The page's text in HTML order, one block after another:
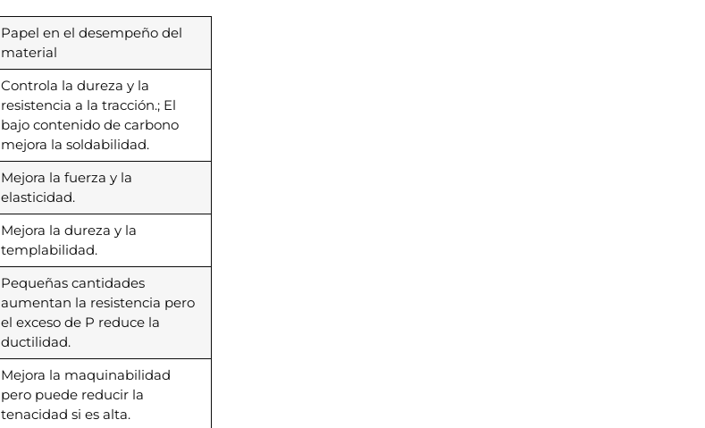
Papel en el desempeño del
material
Controla la dureza y la
resistencia a la tracción.; El
bajo contenido de carbono
mejora la soldabilidad.
Mejora la fuerza y ​​la
elasticidad.
Mejora la dureza y la
templabilidad.
Pequeñas cantidades
aumentan la resistencia pero
el exceso de P reduce la
ductilidad.
Mejora la maquinabilidad
pero puede reducir la
tenacidad si es alta.